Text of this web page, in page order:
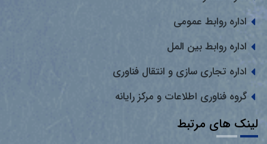
اداره روابط عمومی
اداره روابط بین المل
اداره تجاری سازی و انتقال فناوری
گروه فناوری اطلاعات و مرکز رایانه
لینک های مرتبط